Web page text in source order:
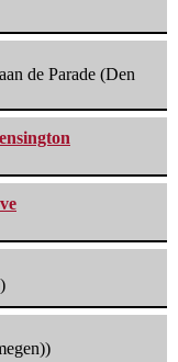
de Parade (Den